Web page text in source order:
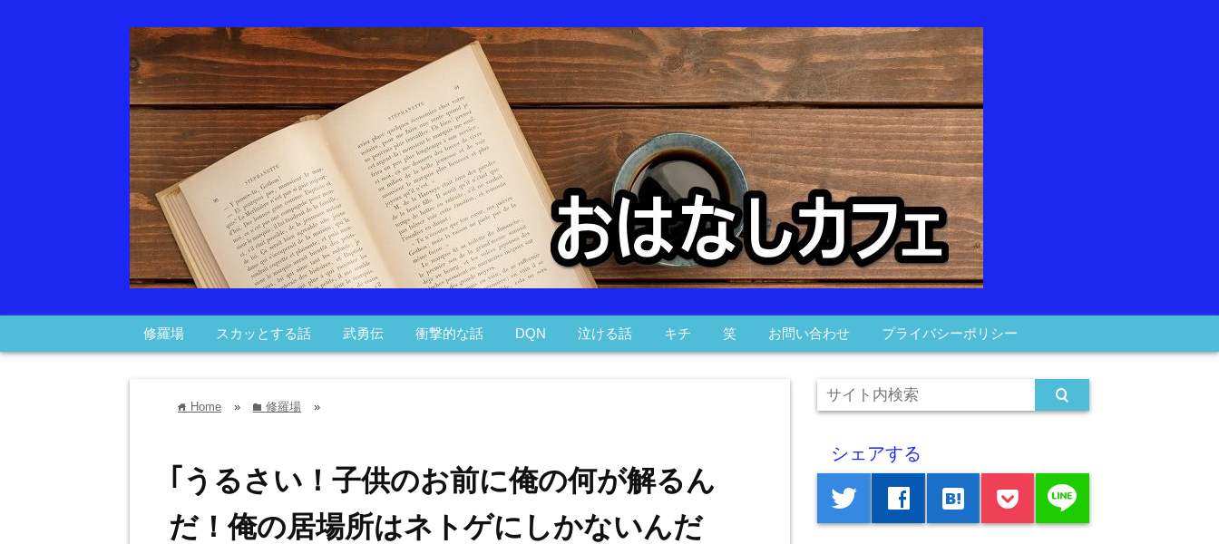
修羅場 スカッとする話 武勇伝 衝撃的な話 DQN 泣ける話 キチ 笑 お問い合わせ プライバシーポリシー
home Home » folder 修羅場 »
｢うるさい！子供のお前に俺の何が解るん
だ！俺の居場所はネトゲにしかないんだ
シェアする
twitter facebook hatenabookmark line